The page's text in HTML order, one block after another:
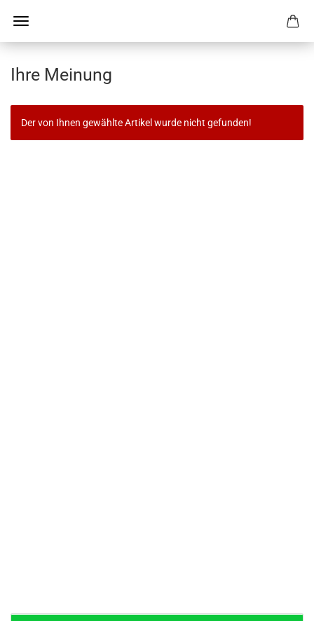
Ihre Meinung
Der von Ihnen gewählte Artikel wurde nicht gefunden!